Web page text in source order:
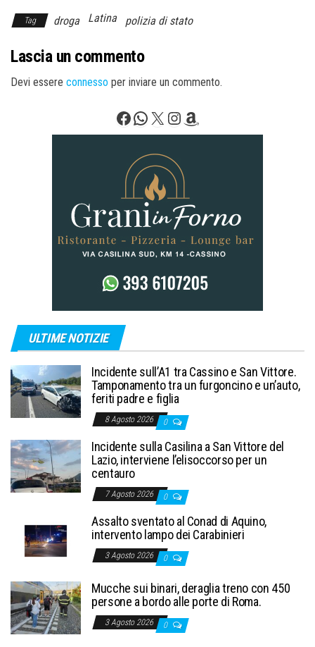
Tag droga Latina polizia di stato
Lascia un commento
Devi essere connesso per inviare un commento.
Facebook
WhatsApp
X Instagram
Amazon
ULTIME NOTIZIE
Incidente sull’A1 tra Cassino e San Vittore.
Tamponamento tra un furgoncino e un’auto,
feriti padre e figlia
8 Agosto 2026 0
Incidente sulla Casilina a San Vittore del
Lazio, interviene l’elisoccorso per un
centauro
7 Agosto 2026 0
Assalto sventato al Conad di Aquino,
intervento lampo dei Carabinieri
3 Agosto 2026 0
Mucche sui binari, deraglia treno con 450
persone a bordo alle porte di Roma.
3 Agosto 2026 0